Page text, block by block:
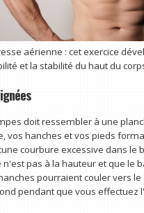
aérienne : cet exercice
et la stabilité du haut du
doit ressembler à une
vos hanches et vos pieds
courbure excessive dans le
pas à la hauteur et que le
pourraient couler vers le
pendant que vous effectuez